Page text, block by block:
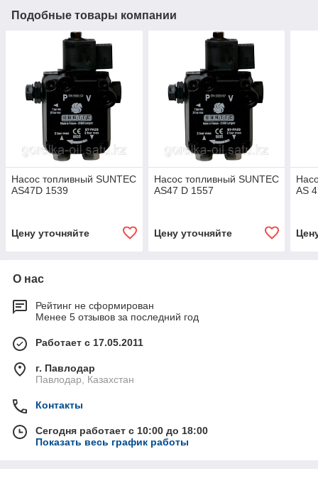
Подобные товары компании
Насос топливный SUNTEC
AS47D 1539
Цену уточняйте
Насос топливный SUNTEC
AS47 D 1557
Цену уточняйте
AS
О нас
Рейтинг не сформирован
Менее 5 отзывов за последний год
Работает с 17.05.2011
г. Павлодар
Павлодар, Казахстан
Контакты
Сегодня работает с 10:00 до 18:00
Показать весь график работы